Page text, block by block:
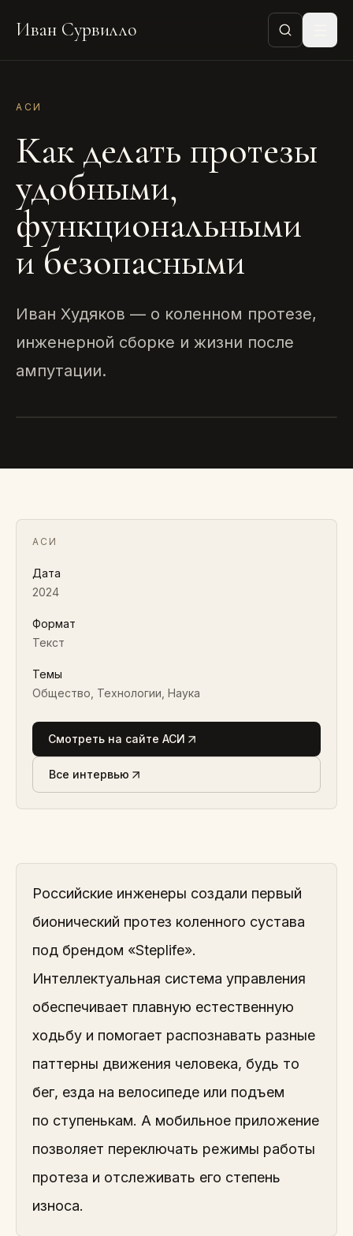
Иван Сурвилло
АСИ
Как делать протезы
удобными,
функциональными
и безопасными
Иван Худяков — о коленном протезе,
инженерной сборке и жизни после
ампутации.
функциональными и безопасными
АСИ
Дата
2024
Формат
Текст
Темы
Общество, Технологии, Наука
Смотреть на сайте АСИ
Все интервью
Российские инженеры создали первый
бионический протез коленного сустава
под брендом «Steplife».
Интеллектуальная система управления
обеспечивает плавную естественную
ходьбу и помогает распознавать разные
паттерны движения человека, будь то
бег, езда на велосипеде или подъем
по ступенькам. А мобильное приложение
позволяет переключать режимы работы
протеза и отслеживать его степень
износа.